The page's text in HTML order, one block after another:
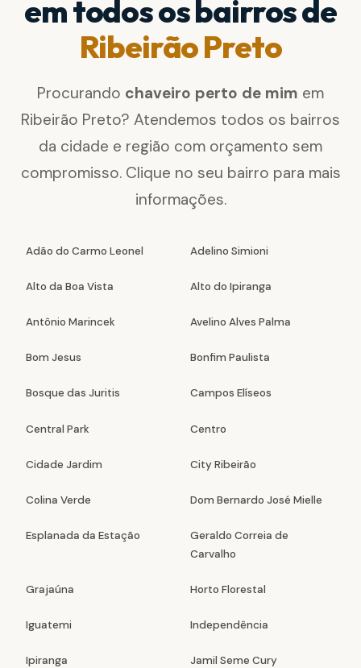
em todos os bairros de
Ribeirão Preto
Procurando chaveiro perto de mim em
Ribeirão Preto? Atendemos todos os bairros
da cidade e região com orçamento sem
compromisso. Clique no seu bairro para mais
informações.
Adão do Carmo Leonel Adelino Simioni
Alto da Boa Vista Alto do Ipiranga
Antônio Marincek Avelino Alves Palma
Bom Jesus Bonfim Paulista
Bosque das Juritis Campos Elíseos
Central Park Centro
Cidade Jardim City Ribeirão
Colina Verde Dom Bernardo José Mielle
Esplanada da Estação
Geraldo Correia de
Carvalho
Grajaúna Horto Florestal
Iguatemi Independência
Ipiranga Jamil Seme Cury